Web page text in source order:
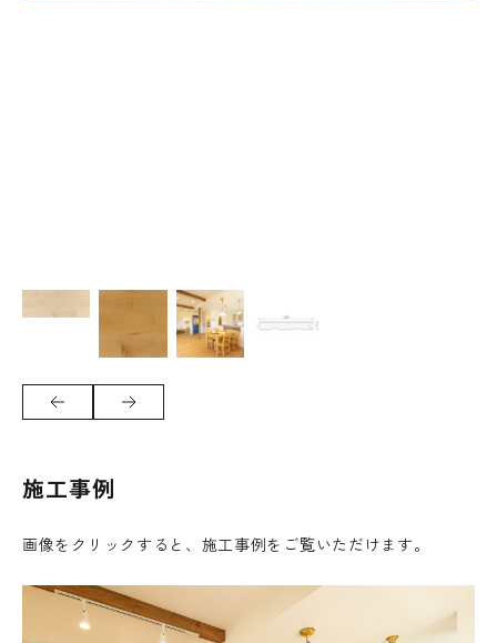
施工事例
画像をクリックすると、施工事例をご覧いただけます。